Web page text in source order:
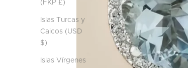
(FKP £)
Islas Turcas y
Caicos (USD
$)
Islas Vírgenes